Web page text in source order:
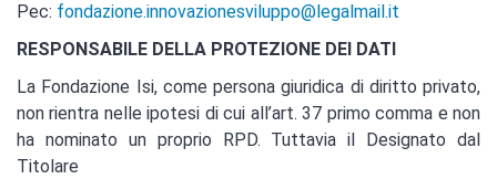
Pec: fondazione.innovazionesviluppo@legalmail.it
RESPONSABILE DELLA PROTEZIONE DEI DATI
La Fondazione Isi, come persona giuridica di diritto privato,
non rientra nelle ipotesi di cui all’art. 37 primo comma e non
ha nominato un proprio RPD. Tuttavia il Designato dal
Titolare